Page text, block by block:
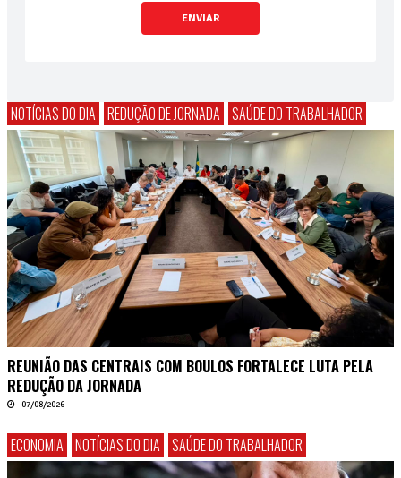
ENVIAR
NOTÍCIAS DO DIA REDUÇÃO DE JORNADA SAÚDE DO TRABALHADOR
REUNIÃO DAS CENTRAIS COM BOULOS FORTALECE LUTA PELA
REDUÇÃO DA JORNADA
07/08/2026
ECONOMIA NOTÍCIAS DO DIA SAÚDE DO TRABALHADOR